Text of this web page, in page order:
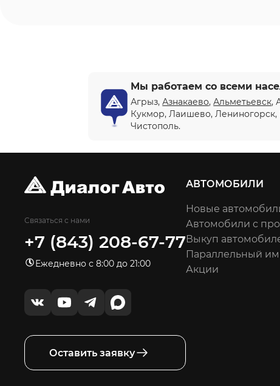
Мы работаем со всеми
Агрыз,Азнакаево,Альметьевск,
Кукмор, Лаишево,
Чистополь.
Связаться с нами
+7 (843) 208-67-77
Ежедневно с 8:00 до 21:00
Оставить заявку
АВТОМОБИЛИ
Новые
Автомобили с
Выкуп
Параллельный
Акции